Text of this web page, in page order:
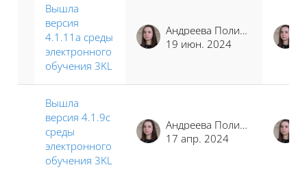
Вышла
версия
4.1.11a среды
электронного
обучения 3KL
Андреева Полина Иосифовна
19 июн. 2024
Вышла
версия 4.1.9c
среды
электронного
обучения 3KL
Андреева Полина Иосифовна
17 апр. 2024